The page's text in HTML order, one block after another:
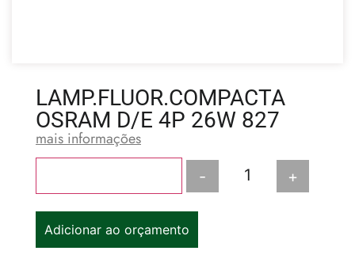
LAMP.FLUOR.COMPACTA
OSRAM D/E 4P 26W 827
mais informações
- +
Adicionar ao orçamento